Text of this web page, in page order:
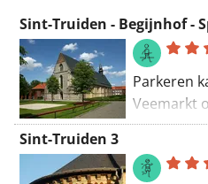
Sint-Truiden - Begijnhof -
Parkeren
Veemarkt
Vanaf hier
(best 10
Sint-Truiden 3